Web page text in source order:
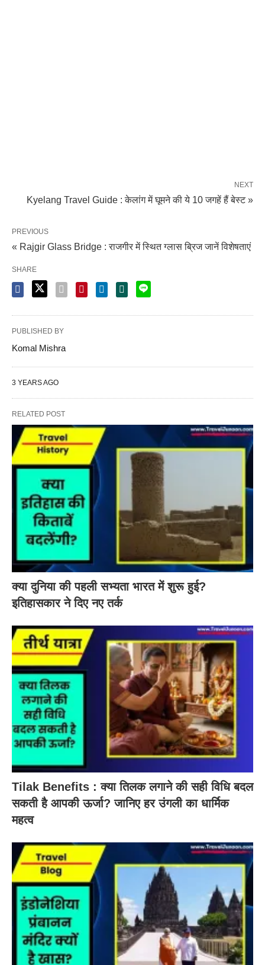
NEXT
Kyelang Travel Guide : केलांग में घूमने की ये 10 जगहें हैं बेस्ट »
PREVIOUS
« Rajgir Glass Bridge : राजगीर में स्थित ग्लास ब्रिज जानें विशेषताएं
SHARE
PUBLISHED BY
Komal Mishra
3 YEARS AGO
RELATED POST
क्या दुनिया की पहली सभ्यता भारत में शुरू हुई?
इतिहासकार ने दिए नए तर्क
Tilak Benefits : क्या तिलक लगाने की सही विधि बदल
सकती है आपकी ऊर्जा? जानिए हर उंगली का धार्मिक
महत्व